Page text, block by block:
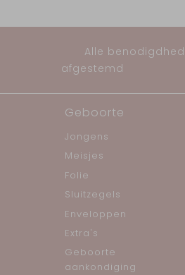
Alle
afgestemd
Geboorte
Jongens
Meisjes
Folie
Sluitzegels
Enveloppen
Extra's
Geboorte
aankondiging